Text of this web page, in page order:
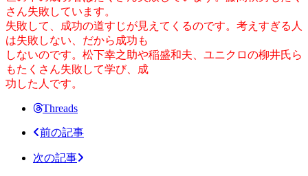
さん失敗しています。
失敗して、成功の道すじが見えてくるのです。考えすぎる人
は失敗しない、だから成功も
しないのです。松下幸之助や稲盛和夫、ユニクロの柳井氏ら
もたくさん失敗して学び、成
功した人です。
Threads
前の記事
次の記事